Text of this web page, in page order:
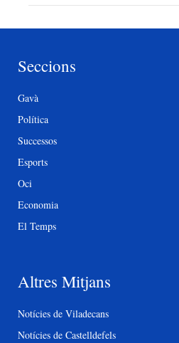
Seccions
Gavà
Política
Successos
Esports
Oci
Economia
El Temps
Altres Mitjans
Notícies de Viladecans
Notícies de Castelldefels